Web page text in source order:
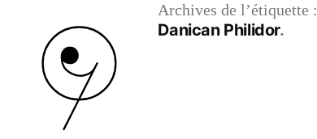
Archives de l’étiquette :
Danican Philidor